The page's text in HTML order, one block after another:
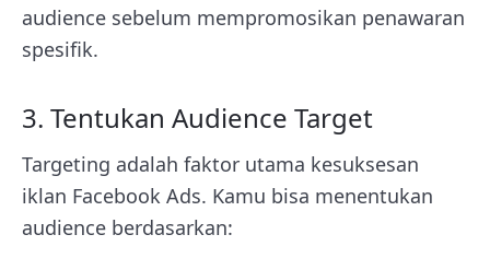
audience sebelum mempromosikan penawaran
spesifik.
3. Tentukan Audience Target
Targeting adalah faktor utama kesuksesan
iklan Facebook Ads. Kamu bisa menentukan
audience berdasarkan: